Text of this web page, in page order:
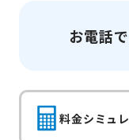
お電話
料金シミュ